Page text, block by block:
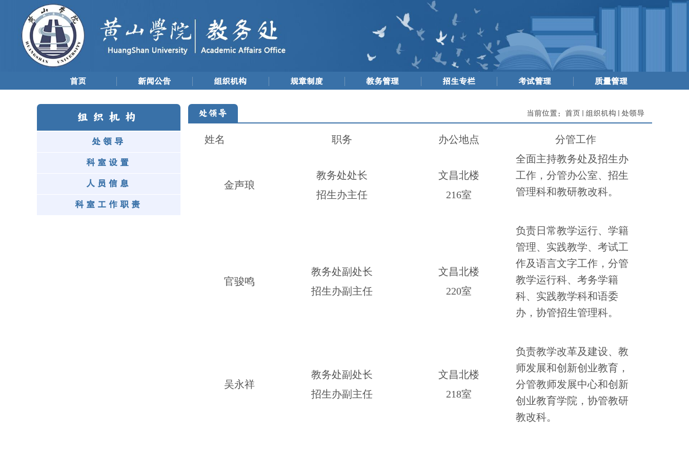
首页 新闻公告 组织机构 规章制度 教务管理 招生专栏 考试管理 质量管理
组织机构
处领导
科室设置
人员信息
科室工作职责
当前位置： 首页 组织机构 处领导
处领导
姓名 职务 办公地点 分管工作
金声琅
教务处处长
招生办主任
文昌北楼
21 6室
全面主持教务处及招生办
工作，分管办公室、招生
管理科和教研教改科。
官骏鸣
教务处副处长
招生办副主任
文昌北楼
220室
负责日常教学运行、学籍
管理、 实践教学、考试工
作及语言文字工作，分管
教学运行科、 考务学籍
科、实践教学科和语委
办，协管招生管理科。
吴永祥
教务处副处长
招生办副主任
文昌北楼
218室
负责教学改革及建设、教
师发展和创新创业教育，
分管教师发展中心和创新
创业教育学院，协管教研
教改科。